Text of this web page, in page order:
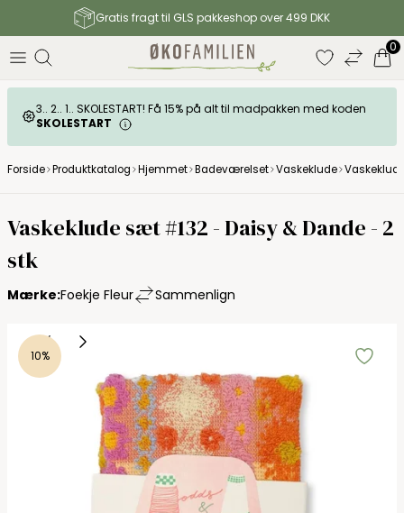
Gratis fragt til GLS pakkeshop over 499 DKK
0
3.. 2.. 1.. SKOLESTART! Få 15% på alt til madpakken med koden
SKOLESTART
Forside Produktkatalog Hjemmet Badeværelset Vaskeklude
Vaskeklude sæt #132 - Daisy & Dande - 2
stk
Mærke:Foekje Fleur Sammenlign
10%